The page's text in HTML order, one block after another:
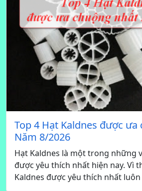
Top 4 Hạt Kaldnes được
Năm 8/2026
Hạt Kaldnes là một trong những
được yêu thích nhất hiện nay. Vì
Kaldnes được yêu thích nhất luôn